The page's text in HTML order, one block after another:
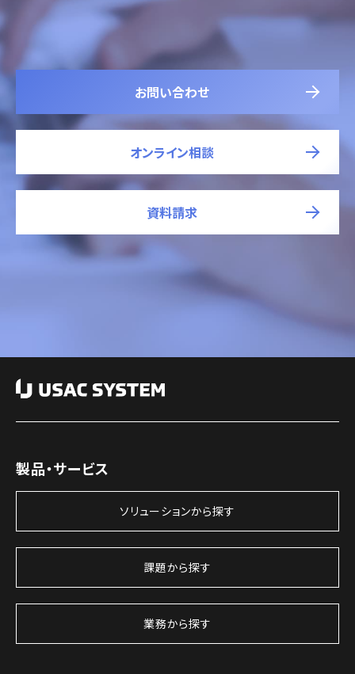
お問い合わせ
オンライン相談
資料請求
製品・サービス
ソリューションから探す
課題から探す
業務から探す